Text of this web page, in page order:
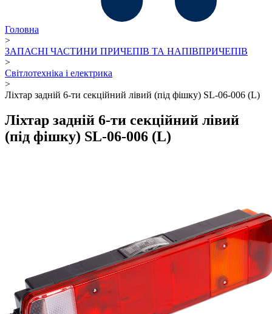
Головна
>
ЗАПАСНІ ЧАСТИНИ ПРИЧЕПІВ ТА НАПІВПРИЧЕПІВ
>
Світлотехніка і електрика
>
Ліхтар задній 6-ти секційний лівий (під фішку) SL-06-006 (L)
Ліхтар задній 6-ти секційний лівий
(під фішку) SL-06-006 (L)